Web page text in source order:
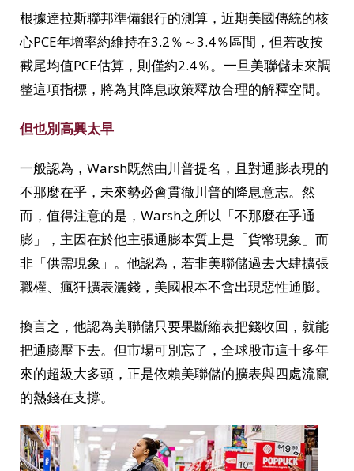
根據達拉斯聯邦準備銀行的測算，近期美國傳統的核
心PCE年增率約維持在3.2％～3.4％區間，但若改按
截尾均值PCE估算，則僅約2.4％。一旦美聯儲未來調
整這項指標，將為其降息政策釋放合理的解釋空間。
但也別高興太早
一般認為，Warsh既然由川普提名，且對通膨表現的
不那麼在乎，未來勢必會貫徹川普的降息意志。然
而，值得注意的是，Warsh之所以「不那麼在乎通
膨」，主因在於他主張通膨本質上是「貨幣現象」而
非「供需現象」。他認為，若非美聯儲過去大肆擴張
職權、瘋狂擴表灑錢，美國根本不會出現惡性通膨。
換言之，他認為美聯儲只要果斷縮表把錢收回，就能
把通膨壓下去。但市場可別忘了，全球股市這十多年
來的超級大多頭，正是依賴美聯儲的擴表與四處流竄
的熱錢在支撐。